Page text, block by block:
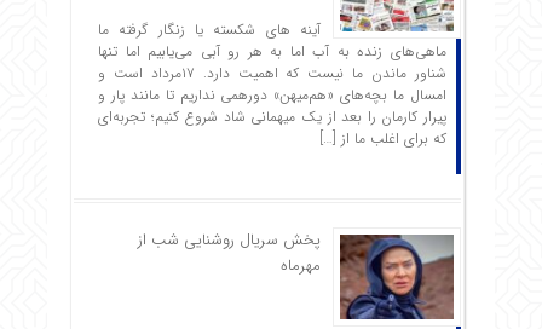
آینه های شکسته یا زنگار گرفته ما
ماهی‌های زنده به آب اما به هر رو آبی می‌یابیم اما تنها
شناور ماندن ما نیست که اهمیت دارد. ۱۷مرداد است و
امسال ما بچه‌های «هم‌میهن» دورهمی نداریم تا مانند پار و
پیرار کارمان را بعد از یک میهمانی شاد شروع ‌کنیم؛ تجربه‌ای
که برای اغلب ما از […]
پخش سریال روشنایی شب از
مهرماه